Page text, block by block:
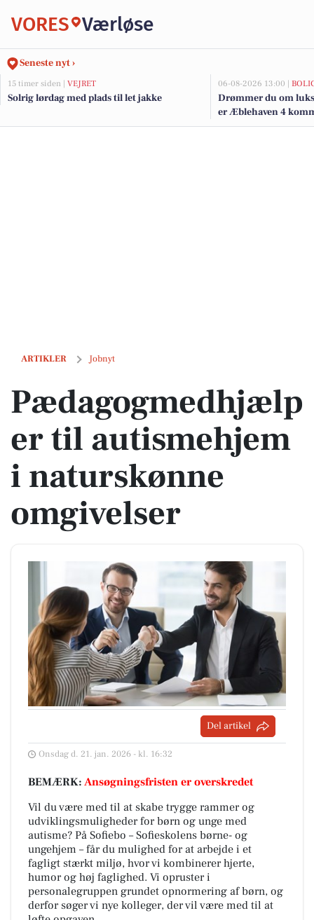
VORES Værløse
Seneste nyt ›
15 timer siden | VEJRET
Solrig lørdag med plads til let jakke
06-08-2026 13:00 |
Drømmer du om
er Æblehaven 4
de dyreste boliger til
ARTIKLER Jobnyt
Pædagogmedhjælper til autismehjem i naturskønne omgivelser
Pædagogmedhjælp
er til autismehjem
i naturskønne
omgivelser
Del artikel
Onsdag d. 21. jan. 2026 - kl. 16:32
BEMÆRK: Ansøgningsfristen er overskredet
Vil du være med til at skabe trygge rammer og
udviklingsmuligheder for børn og unge med
autisme? På Sofiebo – Sofieskolens børne- og
ungehjem – får du mulighed for at arbejde i et
fagligt stærkt miljø, hvor vi kombinerer hjerte,
humor og høj faglighed. Vi opruster i
personalegruppen grundet opnormering af børn, og
derfor søger vi nye kolleger, der vil være med til at